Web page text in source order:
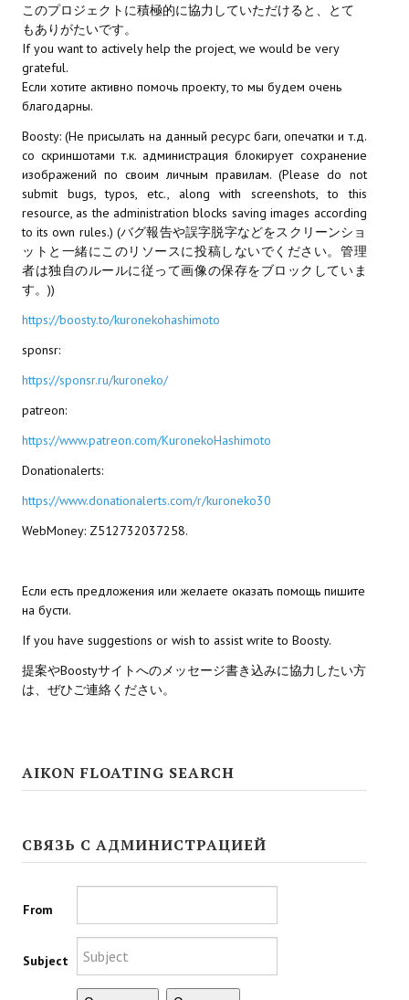
Sea Dogs - City of Abandoned Ships Remaster Fan Edition
Sea Dogs Remaster Fan Edition
НОВОСТИ ПОРТАЛА
Новости
Новости Архив
МОДЫ ДЛЯ ИГР
Патчи
Mass Effect 2
Mass Effect 3
Dragon Age: Origins
Dragon Age 2
GTA 5
Mass Effect Andromeda
Neverwinter Nights 1
Sims 3
Star Wars Jedi Knight: Dark Force II
Star Wars Knights of the Old Republic 1
Star Wars Knights of the Old Republic 2
Titan Quest Immortal Throne
このプロジェクトに積極的に協力していただけると、とて
もありがたいです。
If you want to actively help the project, we would be very
grateful.
Если хотите активно помочь проекту, то мы будем очень
благодарны.
Boosty: (Не присылать на данный ресурс баги, опечатки и т.д.
со скриншотами т.к. администрация блокирует сохранение
изображений по своим личным правилам. (Please do not
submit bugs, typos, etc., along with screenshots, to this
resource, as the administration blocks saving images according
to its own rules.) (バグ報告や誤字脱字などをスクリーンショ
ットと一緒にこのリソースに投稿しないでください。管理
者は独自のルールに従って画像の保存をブロックしていま
す。))
https://boosty.to/kuronekohashimoto
sponsr:
https://sponsr.ru/kuroneko/
patreon:
https://www.patreon.com/KuronekoHashimoto
Donationalerts:
https://www.donationalerts.com/r/kuroneko30
WebMoney: Z512732037258.
Если есть предложения или желаете оказать помощь пишите
на бусти.
If you have suggestions or wish to assist write to Boosty.
提案やBoostyサイトへのメッセージ書き込みに協力したい方
は、ぜひご連絡ください。
AIKON FLOATING SEARCH
СВЯЗЬ С АДМИНИСТРАЦИЕЙ
From
Subject